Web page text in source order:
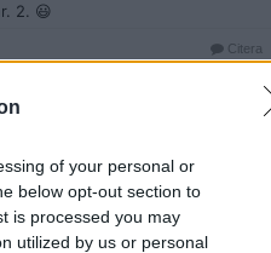
of your personal or
below opt-out section to
is processed you may
utilized by us or personal
2. 😃
Citera
30